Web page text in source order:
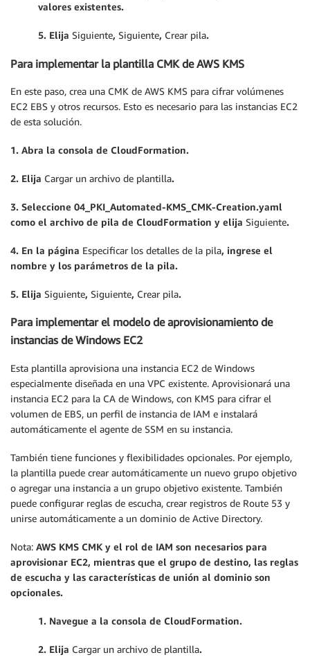
valores existentes.
5. Elija Siguiente, Siguiente, Crear pila.
Para implementar la plantilla CMK de AWS KMS
En este paso, crea una CMK de AWS KMS para cifrar volúmenes
EC2 EBS y otros recursos. Esto es necesario para las instancias EC2
de esta solución.
1. Abra la consola de CloudFormation.
2. Elija Cargar un archivo de plantilla.
3. Seleccione 04_PKI_Automated-KMS_CMK-Creation.yaml
como el archivo de pila de CloudFormation y elija Siguiente.
4. En la página Especificar los detalles de la pila, ingrese el
nombre y los parámetros de la pila.
5. Elija Siguiente, Siguiente, Crear pila.
Para implementar el modelo de aprovisionamiento de
instancias de Windows EC2
Esta plantilla aprovisiona una instancia EC2 de Windows
especialmente diseñada en una VPC existente. Aprovisionará una
instancia EC2 para la CA de Windows, con KMS para cifrar el
volumen de EBS, un perfil de instancia de IAM e instalará
automáticamente el agente de SSM en su instancia.
También tiene funciones y flexibilidades opcionales. Por ejemplo,
la plantilla puede crear automáticamente un nuevo grupo objetivo
o agregar una instancia a un grupo objetivo existente. También
puede configurar reglas de escucha, crear registros de Route 53 y
unirse automáticamente a un dominio de Active Directory.
Nota: AWS KMS CMK y el rol de IAM son necesarios para
aprovisionar EC2, mientras que el grupo de destino, las reglas
de escucha y las características de unión al dominio son
opcionales.
1. Navegue a la consola de CloudFormation.
2. Elija Cargar un archivo de plantilla.